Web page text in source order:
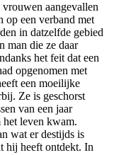
aangevallen
op een verband met
in datzelfde gebied
man die ze daar
het feit dat een
opgenomen met
een moeilijke
Ze is geschorst
van een jaar
het leven kwam.
wat er destijds is
hij heeft ontdekt. In